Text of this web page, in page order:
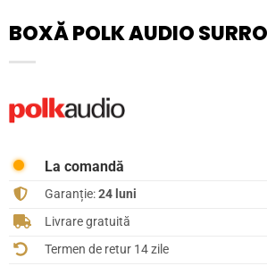
BOXĂ POLK AUDIO
La comandă
Garanție:24 luni
Livrare gratuită
Termen de retur 14 zile